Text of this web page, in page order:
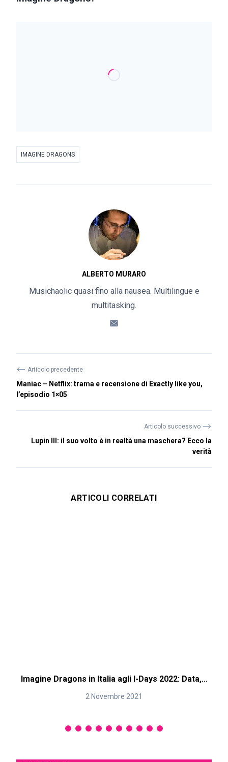
IMAGINE DRAGONS
ALBERTO MURARO
Musichaolic quasi fino alla nausea. Multilingue e
multitasking.
⟵ Articolo precedente
Maniac – Netflix: trama e recensione di Exactly like you,
l’episodio 1×05
Articolo successivo ⟶
Lupin III: il suo volto è in realtà una maschera? Ecco la
verità
ARTICOLI CORRELATI
Imagine Dragons in Italia agli I-Days 2022: Data,...
2 Novembre 2021